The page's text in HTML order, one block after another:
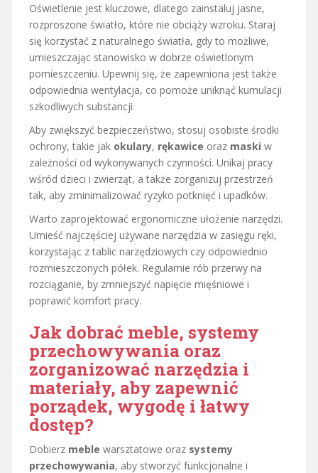
Oświetlenie jest kluczowe, dlatego zainstaluj jasne,
rozproszone światło, które nie obciąży wzroku. Staraj
się korzystać z naturalnego światła, gdy to możliwe,
umieszczając stanowisko w dobrze oświetlonym
pomieszczeniu. Upewnij się, że zapewniona jest także
odpowiednia wentylacja, co pomoże uniknąć kumulacji
szkodliwych substancji.
Aby zwiększyć bezpieczeństwo, stosuj osobiste środki
ochrony, takie jak okulary, rękawice oraz maski w
zależności od wykonywanych czynności. Unikaj pracy
wśród dzieci i zwierząt, a także zorganizuj przestrzeń
tak, aby zminimalizować ryzyko potknięć i upadków.
Warto zaprojektować ergonomiczne ułożenie narzędzi.
Umieść najczęściej używane narzędzia w zasięgu ręki,
korzystając z tablic narzędziowych czy odpowiednio
rozmieszczonych półek. Regularnie rób przerwy na
rozciąganie, by zmniejszyć napięcie mięśniowe i
poprawić komfort pracy.
Jak dobrać meble, systemy
przechowywania oraz
zorganizować narzędzia i
materiały, aby zapewnić
porządek, wygodę i łatwy
dostęp?
Dobierz meble warsztatowe oraz systemy
przechowywania, aby stworzyć funkcjonalne i